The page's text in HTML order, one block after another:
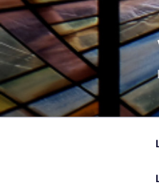
Spring
naar
de
inhoud